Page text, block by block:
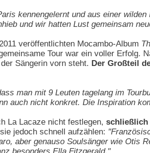
kennengelernt und aus einer
und wir hatten Lust gemeinsam
veröffentlichten Mocambo-Album
Tour war ein voller Erfolg.
Sängerin vorn steht. Der Großteil
man mit 9 Leuten tagelang im
auch nicht konkret. Die Inspiration
La Lacaze nicht festlegen, schließlich
jedoch schnell aufzählen:
aber genauso Soulsänger wie Otis